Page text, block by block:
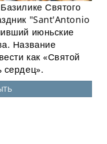
Святого
"Sant'Antonio
июньские
Название
как «Святой
сердец».